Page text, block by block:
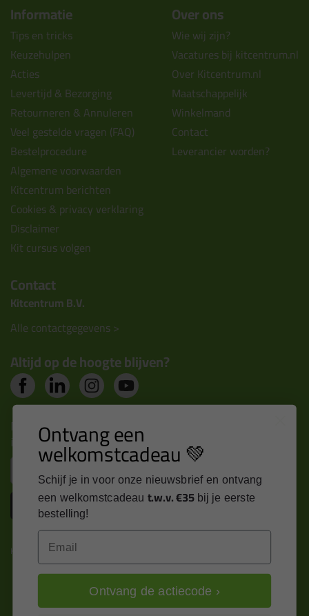
Informatie
Tips en tricks
Keuzehulpen
Acties
Levertijd & Bezorging
Retourneren & Annuleren
Veel gestelde vragen (FAQ)
Bestelprocedure
Algemene voorwaarden
Kitcentrum berichten
Cookies & privacy verklaring
Disclaimer
Kit cursus volgen
Over ons
Wie wij zijn?
Vacatures bij kitcentrum.nl
Over Kitcentrum.nl
Maatschappelijk
Winkelmand
Contact
Leverancier worden?
Contact
Kitcentrum B.V.
Alle contactgegevens >
Altijd op de hoogte blijven?
Nieuws, tips en exclusieve deals rechtstreeks in je
inbox
Inschrijven
Kitcentrum is trots op:
Ontvang een
welkomstcadeau 💚
Schijf je in voor onze nieuwsbrief en ontvang
een welkomstcadeau t.w.v. €35 bij je eerste
bestelling!
Email
Ontvang de actiecode ›